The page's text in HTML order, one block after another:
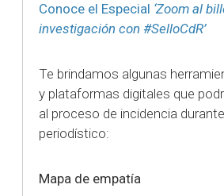
Conoce el Especial ‘Zoom al
investigación con #SelloCdR’
Te brindamos algunas
y plataformas digitales que
al proceso de incidencia
periodístico:
Mapa de empatía